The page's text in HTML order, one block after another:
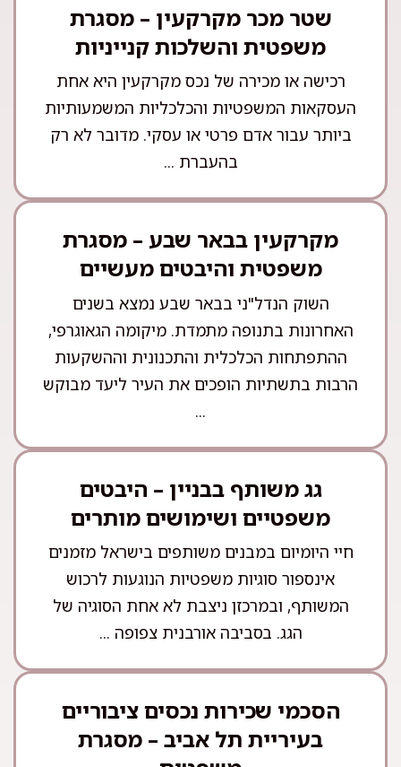
שטר מכר מקרקעין – מסגרת
משפטית והשלכות קנייניות
רכישה או מכירה של נכס מקרקעין היא אחת
העסקאות המשפטיות והכלכליות המשמעותיות
ביותר עבור אדם פרטי או עסקי. מדובר לא רק
בהעברת ...
מקרקעין בבאר שבע – מסגרת
משפטית והיבטים מעשיים
השוק הנדל"ני בבאר שבע נמצא בשנים
האחרונות בתנופה מתמדת. מיקומה הגאוגרפי,
ההתפתחות הכלכלית והתכנונית וההשקעות
הרבות בתשתיות הופכים את העיר ליעד מבוקש
...
גג משותף בבניין – היבטים
משפטיים ושימושים מותרים
חיי היומיום במבנים משותפים בישראל מזמנים
אינספור סוגיות משפטיות הנוגעות לרכוש
המשותף, ובמרכזן ניצבת לא אחת הסוגיה של
הגג. בסביבה אורבנית צפופה ...
הסכמי שכירות נכסים ציבוריים
בעיריית תל אביב – מסגרת